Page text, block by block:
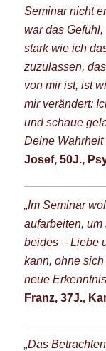
Seminar nicht
war das
stark wie ich
zuzulassen,
von mir ist, ist
mir verändert:
und schaue
Deine Wahrheit
Josef, 50J.,
„Im Seminar
aufarbeiten,
beides – Liebe
kann, ohne
neue
Franz, 37J.,
„Das